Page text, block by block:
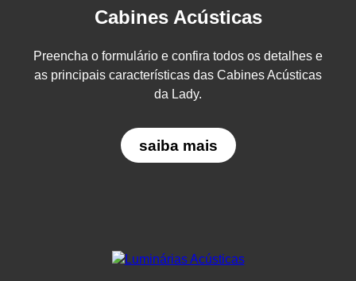
Cabines Acústicas
Preencha o formulário e confira todos os detalhes e
as principais características das Cabines Acústicas
da Lady.
saiba mais